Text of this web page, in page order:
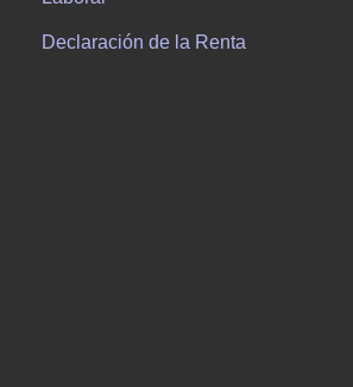
Declaración de la Renta